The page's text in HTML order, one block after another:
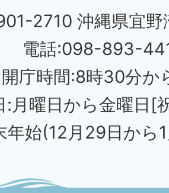
2710 沖縄県宜野
電話:098-893-
開庁時間:8時30分か
:月曜日から金曜日[
年始(12月29日から